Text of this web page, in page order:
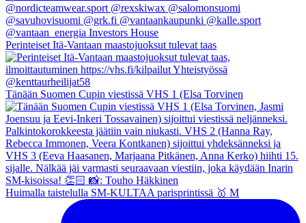
Perinteiset Itä-Vantaan maastojuoksut tulevat taas
Tänään Suomen Cupin viestissä VHS 1 (Elsa Torvinen
Huimalla taistelulla SM-KULTAA parisprintissä 🥇 M